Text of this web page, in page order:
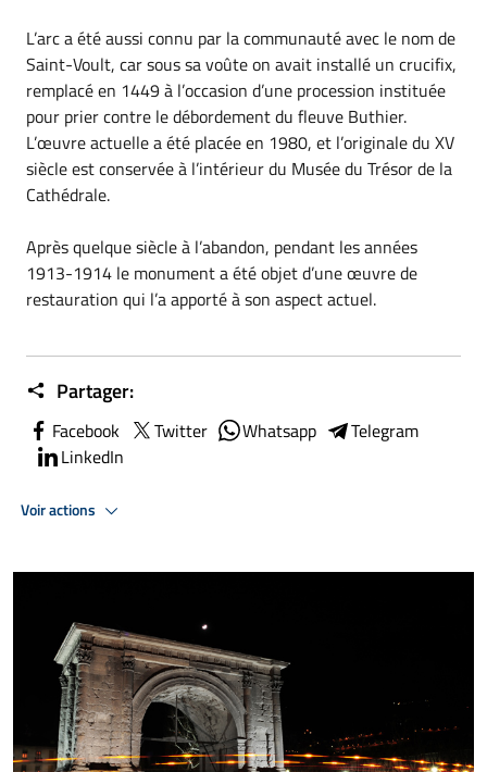
L’arc a été aussi connu par la communauté avec le nom de
Saint-Voult, car sous sa voûte on avait installé un crucifix,
remplacé en 1449 à l’occasion d’une procession instituée
pour prier contre le débordement du fleuve Buthier.
L’œuvre actuelle a été placée en 1980, et l’originale du XV
siècle est conservée à l’intérieur du Musée du Trésor de la
Cathédrale.
Après quelque siècle à l’abandon, pendant les années
1913-1914 le monument a été objet d’une œuvre de
restauration qui l’a apporté à son aspect actuel.
Partager:
Facebook Twitter Whatsapp
Telegram
LinkedIn
Voir actions